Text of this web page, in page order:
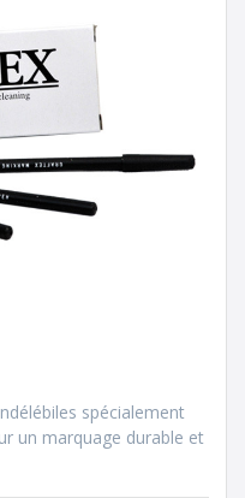
spécialement
un marquage durable et